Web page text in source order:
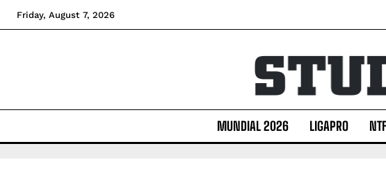
Friday, August 7, 2026
MUNDIAL 2026 LIGAPRO NTF